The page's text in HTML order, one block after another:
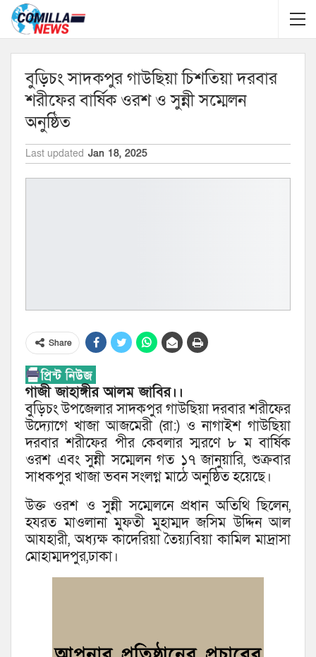
বুড়িচং সাদকপুর গাউছিয়া চিশতিয়া দরবার
শরীফের বার্ষিক ওরশ ও সুন্নী সম্মেলন
অনুষ্ঠিত
Last updated Jan 18, 2025
Share
গাজী জাহাঙ্গীর আলম জাবির।।
বুড়িচং উপজেলার সাদকপুর গাউছিয়া দরবার শরীফের
উদ্যোগে খাজা আজমেরী (রা:) ও নাগাইশ গাউছিয়া
দরবার শরীফের পীর কেবলার স্মরণে ৮ ম বার্ষিক
ওরশ এবং সুন্নী সম্মেলন গত ১৭ জানুয়ারি, শুক্রবার
সাধকপুর খাজা ভবন সংলগ্ন মাঠে অনুষ্ঠিত হয়েছে।
উক্ত ওরশ ও সুন্নী সম্মেলনে প্রধান অতিথি ছিলেন,
হযরত মাওলানা মুফতী মুহাম্মদ জসিম উদ্দিন আল
আযহারী, অধ্যক্ষ কাদেরিয়া তৈয়্যবিয়া কামিল মাদ্রাসা
মোহাম্মদপুর,ঢাকা।